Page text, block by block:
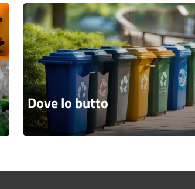
Dove lo butto